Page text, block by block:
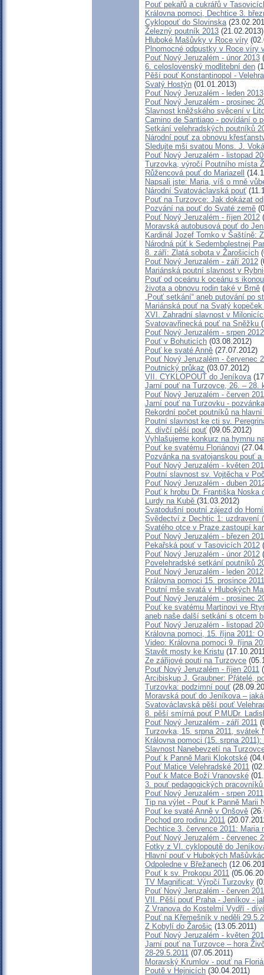
Pouť pekařů a cukrářů v
Královna pomoci, Dechtice 3.
Cyklopouť do Slovinska
Železný poutník 2013 (21.02.2013)
Hluboké Mašůvky v Roce víry
Plnomocné odpustky v Roce víry
Pouť Nový Jeruzalém - únor 2013
6. celoslovenský modlitební den
Pěší pouť Konstantinopol -
Svatý Hostýn (01.01.2013)
Pouť Nový Jeruzalém - leden 2013
Pouť Nový Jeruzalém - prosinec
Slavnost kněžského svěcení v
Camino de Santiago - povídání o
Setkání velehradských poutníků
Národní pouť za obnovu
Sledujte mši svatou Mons. J.
Pouť Nový Jeruzalém - listopad
Turzovka, výročí Poutního místa
Růžencová pouť do Mariazell
Napsali jste: Maria, víš o mně
Národní Svatováclavská pouť
Pouť na Turzovce: Jak dokázat
Pozvání na pouť do Svaté země
Pouť Nový Jeruzalém - říjen 2012
Moravská autobusová pouť do
Kardinál Jozef Tomko v Šaštíně:
Národná púť k Sedembolestnej
8. září: Zlatá sobota v Žarošicích
Pouť Nový Jeruzalém - září 2012
Mariánská poutní slavnost v
Pouť od oceánu k oceánu s
života a obnovu rodin také v Brně
„Pouť setkání“ aneb putování po
Mariánská pouť na Svatý
XVI. Zahradní slavnost v
Svatovavřinecká pouť na Sněžku
Pouť Nový Jeruzalém - srpen 2012
Pouť v Bohuticích (03.08.2012)
Pouť ke svaté Anně (27.07.2012)
Pouť Nový Jeruzalém - červenec
Poutnický průkaz (03.07.2012)
VII. CYKLOPOUŤ do Jeníkova
Jarní pouť na Turzovce, 26. – 28.
Pouť Nový Jeruzalém - červen
Jarní pouť na Turzovku - pozvánka
Rekordní počet poutníků na
Poutní slavnost ke cti sv.
X. dívčí pěší pouť (09.05.2012)
Vyhlašujeme konkurz na hymnu
Pouť ke svatému Floriánovi
Pozvánka na svatojanskou pouť
Pouť Nový Jeruzalém - květen
Poutní slavnost sv. Vojtěcha v
Pouť Nový Jeruzalém - duben
Pouť k hrobu Dr. Františka Noska
Lurdy na Kubě (31.03.2012)
Svatodušní poutní zájezd do
Svědectví z Dechtic 1: uzdravení
Svatého otce v Praze zastoupí
Pouť Nový Jeruzalém - březen
Pekařská pouť v Tasovicích 2012
Pouť Nový Jeruzalém - únor 2012
Povelehradské setkání poutníků
Pouť Nový Jeruzalém - leden 2012
Královna pomoci 15. prosince
Poutní mše svatá v Hlubokých
Pouť Nový Jeruzalém - prosinec
Pouť ke svatému Martinovi ve
aneb naše další setkání s otcem
Pouť Nový Jeruzalém - listopad
Královna pomoci, 15. října 2011:
Video: Královna pomoci 9. října
Stavět mosty ke Kristu
Ze zářijové pouti na Turzovce
Pouť Nový Jeruzalém - říjen 2011
Arcibiskup J. Graubner: Přátelé,
Turzovka: podzimní pouť
Moravská pouť do Jeníkova –
Svatováclavská pěší pouť
8. pěší smírná pouť P.MUDr.
Pouť Nový Jeruzalém - září 2011
Turzovka, 15. srpna 2011, svátek
Královna pomoci (15. srpna
Slavnost Nanebevzetí na
Pouť k Panně Marii Klokotské
Pouť Matice Velehradské 2011
Pouť k Matce Boží Vranovské
3. pouť pedagogických
Pouť Nový Jeruzalém - srpen 2011
Tip na výlet - Pouť k Panně Marii
Pouť ke svaté Anně v Onšově
Pochod pro rodinu 2011
Dechtice 3. července 2011: Maria
Pouť Nový Jeruzalém - červenec
Fotky z VI. cyklopoutě do
Hlavní pouť v Hubokých
Odpoledne v Břežanech
Pouť k sv. Prokopu 2011
TV Magnificat: Výročí Turzovky
Pouť Nový Jeruzalém - červen
VII. Pěší pouť Praha - Jeníkov -
Z Vranova do Kostelmí Vydří -
Pouť na Křemešník v neděli
Z Kobylí do Žarošic (13.05.2011)
Pouť Nový Jeruzalém - květen
Jarní pouť na Turzovce – hora
28-29.5.2011 (07.05.2011)
Moravský Krumlov - pouť na
Poutě v Hejnicích (30.04.2011)